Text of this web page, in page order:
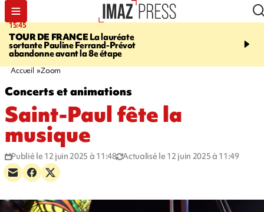
15:45
TOUR DE FRANCELa lauréate
sortante Pauline Ferrand-Prévot
abandonne avant la 8e étape
20:17
routière, concours de
Accueil Zoom
Concerts et animations
Saint-Paul fête la
musique
Publié le 12 juin 2025 à 11:48 Actualisé le 12 juin 2025 à 11:49